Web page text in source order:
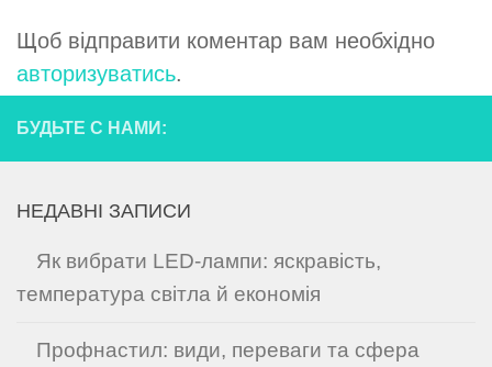
Щоб відправити коментар вам необхідно
авторизуватись.
БУДЬТЕ С НАМИ:
НЕДАВНІ ЗАПИСИ
Як вибрати LED-лампи: яскравість,
температура світла й економія
Профнастил: види, переваги та сфера